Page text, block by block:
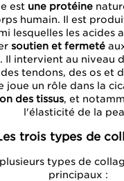
est une protéine
humain. Il est
lesquelles les acides
soutien et fermeté
Il intervient au niveau
tendons, des os et
joue un rôle dans la
des tissus, et
l'élasticité de la
trois types de
types de
principaux :